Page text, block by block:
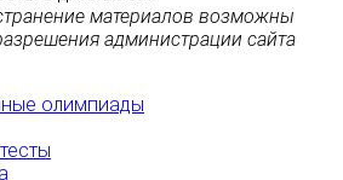
материалов возможны
администрации сайта
олимпиады